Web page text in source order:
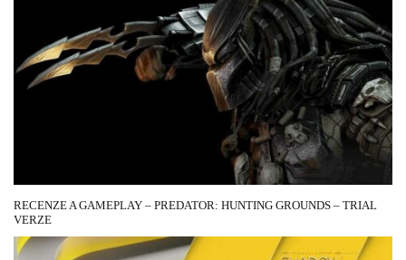
RECENZE A GAMEPLAY – PREDATOR: HUNTING GROUNDS – TRIAL
VERZE
6 LISTOPADU, 2020